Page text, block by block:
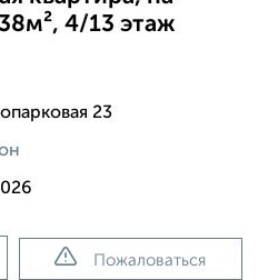
4/13 этаж
23
Пожаловаться